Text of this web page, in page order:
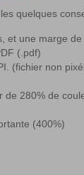
quelques
et une marge de
(.pdf)
(fichier non
280% de
(400%)